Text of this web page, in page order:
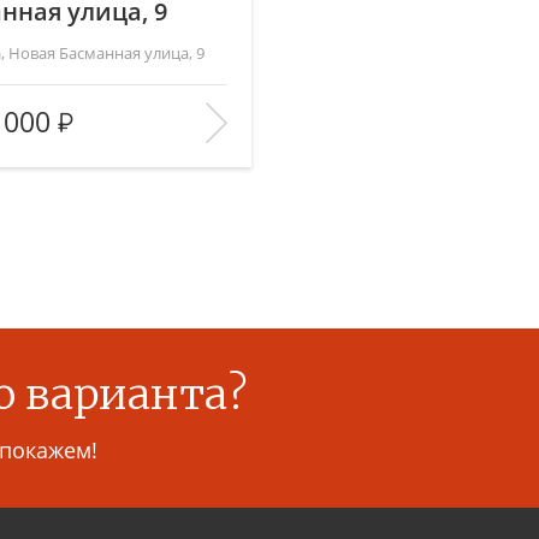
улица, 9
Новая Басманная улица, 9
(общ. /жил. /кухня), 84/—/12
варианта?